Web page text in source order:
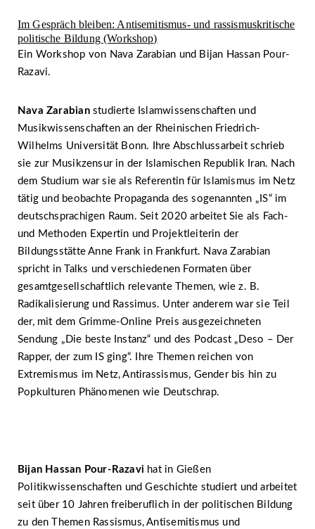
Im Gespräch bleiben: Antisemitismus- und rassismuskritische
politische Bildung (Workshop)
Ein Workshop von Nava Zarabian und Bijan Hassan Pour-
Razavi.
Nava Zarabianstudierte Islamwissenschaften und
Musikwissenschaften an der Rheinischen Friedrich-
Wilhelms Universität Bonn. Ihre Abschlussarbeit schrieb
sie zur Musikzensur in der Islamischen Republik Iran. Nach
dem Studium war sie als Referentin für Islamismus im Netz
tätig und beobachte Propaganda des sogenannten „IS“ im
deutschsprachigen Raum. Seit 2020 arbeitet Sie als Fach-
und Methoden Expertin und Projektleiterin der
Bildungsstätte Anne Frank in Frankfurt. Nava Zarabian
spricht in Talks und verschiedenen Formaten über
gesamtgesellschaftlich relevante Themen, wie z. B.
Radikalisierung und Rassimus. Unter anderem war sie Teil
der, mit dem Grimme-Online Preis ausgezeichneten
Sendung „Die beste Instanz“ und des Podcast „Deso – Der
Rapper, der zum IS ging“. Ihre Themen reichen von
Extremismus im Netz, Antirassismus, Gender bis hin zu
Popkulturen Phänomenen wie Deutschrap.
Bijan Hassan Pour-Razavi hat in Gießen
Politikwissenschaften und Geschichte studiert und arbeitet
seit über 10 Jahren freiberuflich in der politischen Bildung
zu den Themen Rassismus, Antisemitismus und